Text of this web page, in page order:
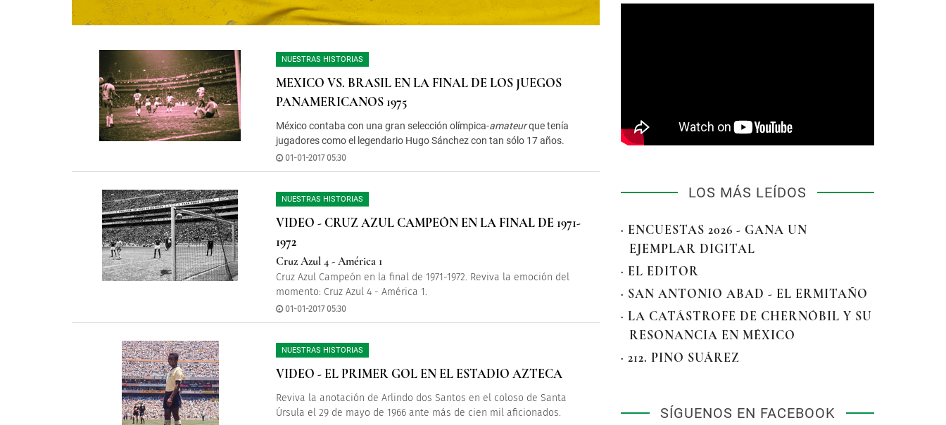
NUESTRAS HISTORIAS
MEXICO VS. BRASIL EN LA FINAL DE LOS JUEGOS
PANAMERICANOS 1975
México contaba con una gran selección olímpica-amateurque tenía
jugadores como el legendario Hugo Sánchez con tan sólo 17 años.
01-01-2017 05:30
NUESTRAS HISTORIAS
VIDEO - CRUZ AZUL CAMPEÓN EN LA FINAL DE 1971-
1972
Cruz Azul 4 - América 1
Cruz Azul Campeón en la final de 1971-1972. Reviva la emoción del
momento: Cruz Azul 4 - América 1.
01-01-2017 05:30
NUESTRAS HISTORIAS
VIDEO - EL PRIMER GOL EN EL ESTADIO AZTECA
Reviva la anotación de Arlindo dos Santos en el coloso de Santa
Úrsula el 29 de mayo de 1966 ante más de cien mil aficionados.
LOS MÁS LEÍDOS
· ENCUESTAS 2026 - GANA UN
EJEMPLAR DIGITAL
· EL EDITOR
· SAN ANTONIO ABAD - EL ERMITAÑO
· LA CATÁSTROFE DE CHERNÓBIL Y SU
RESONANCIA EN MÉXICO
· 212. PINO SUÁREZ
SÍGUENOS EN FACEBOOK